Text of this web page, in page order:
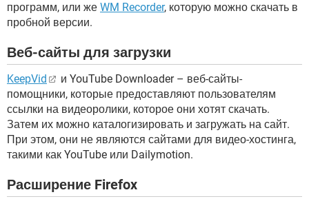
программ, или же WM Recorder, которую можно скачать в
пробной версии.
Веб-сайты для загрузки
KeepVid
и YouTube Downloader – веб-сайты-
помощники, которые предоставляют пользователям
ссылки на видеоролики, которое они хотят скачать.
Затем их можно каталогизировать и загружать на сайт.
При этом, они не являются сайтами для видео-хостинга,
такими как YouTube или Dailymotion.
Расширение Firefox